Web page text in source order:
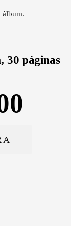
álbum.
30 páginas